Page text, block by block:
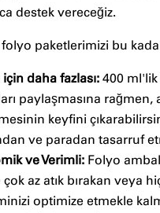
destek vereceğiz.
paketlerimizi bu
için daha fazlası: 400 ml'lik
paylaşmasına rağmen,
keyfini
ve paradan tasarruf
ve Verimli: Folyo
az atık bırakan veya
optimize etmekle